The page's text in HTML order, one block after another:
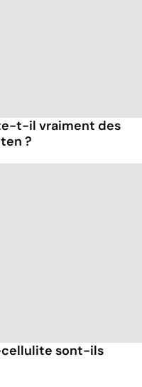
t-il vraiment des
?
cellulite sont-ils